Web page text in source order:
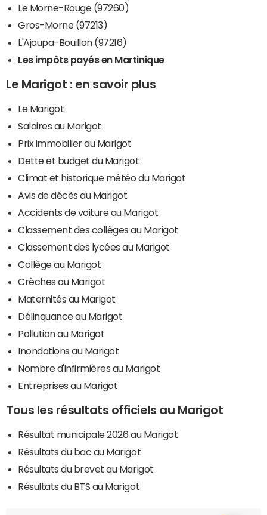
Le Morne-Rouge (97260)
Gros-Morne (97213)
L'Ajoupa-Bouillon (97216)
Les impôts payés en Martinique
Le Marigot : en savoir plus
Le Marigot
Salaires au Marigot
Prix immobilier au Marigot
Dette et budget du Marigot
Climat et historique météo du Marigot
Avis de décès au Marigot
Accidents de voiture au Marigot
Classement des collèges au Marigot
Classement des lycées au Marigot
Collège au Marigot
Crèches au Marigot
Maternités au Marigot
Délinquance au Marigot
Pollution au Marigot
Inondations au Marigot
Nombre d'infirmières au Marigot
Entreprises au Marigot
Tous les résultats officiels au Marigot
Résultat municipale 2026 au Marigot
Résultats du bac au Marigot
Résultats du brevet au Marigot
Résultats du BTS au Marigot